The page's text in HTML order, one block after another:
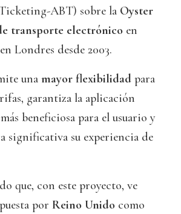
ABT) sobre la Oyster
transporte electrónico en
Londres desde 2003.
una mayor flexibilidad para
garantiza la aplicación
beneficiosa para el usuario y
significativa su experiencia de
que, con este proyecto, ve
por Reino Unido como